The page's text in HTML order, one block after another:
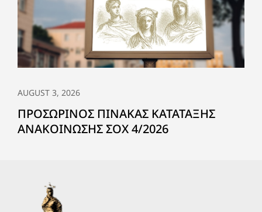
AUGUST 3, 2026
ΠΡΟΣΩΡΙΝΟΣ ΠΙΝΑΚΑΣ ΚΑΤΑΤΑΞΗΣ
ΑΝΑΚΟΙΝΩΣΗΣ ΣΟΧ 4/2026